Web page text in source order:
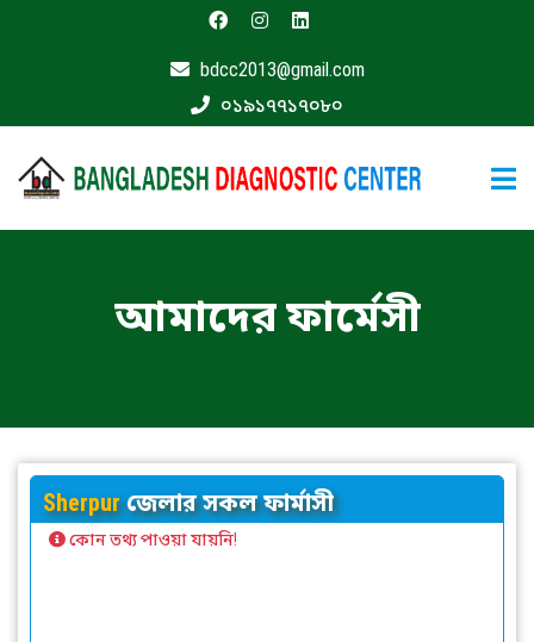
bdcc2013@gmail.com
০১৯১৭৭১৭০৮০
বিশেষজ্ঞ
ডাক্তার
ফার্মাসী
আমাদের ফার্মেসী
Sherpurজেলার সকল ফার্মাসী
কোন তথ্য পাওয়া যায়নি!